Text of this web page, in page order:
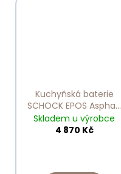
Kuchyňská baterie
SCHOCK EPOS Asphalt
540000
Skladem u výrobce
4 870 Kč